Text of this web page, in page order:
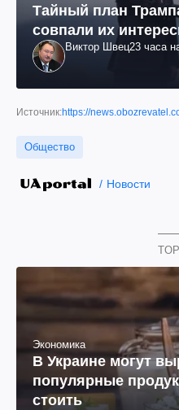
Тайный план
совпали их
Виктор Швец23 часа
Источник:https://
Общество
Новости
Экономика
В Украине могут
популярные
стоить